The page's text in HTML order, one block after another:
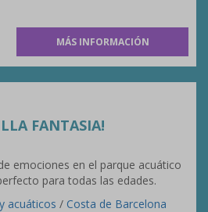
MÁS INFORMACIÓN
FANTASIA!
emociones en el parque acuático
para todas las edades.
acuáticos / Costa de Barcelona